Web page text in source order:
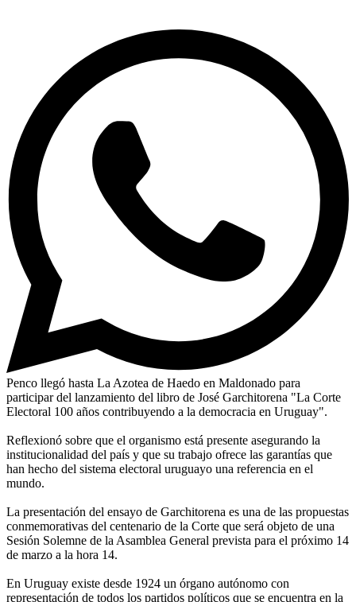
Penco llegó hasta La Azotea de Haedo en Maldonado para
participar del lanzamiento del libro de José Garchitorena "La Corte
Electoral 100 años contribuyendo a la democracia en Uruguay".
Reflexionó sobre que el organismo está presente asegurando la
institucionalidad del país y que su trabajo ofrece las garantías que
han hecho del sistema electoral uruguayo una referencia en el
mundo.
La presentación del ensayo de Garchitorena es una de las propuestas
conmemorativas del centenario de la Corte que será objeto de una
Sesión Solemne de la Asamblea General prevista para el próximo 14
de marzo a la hora 14.
En Uruguay existe desde 1924 un órgano autónomo con
representación de todos los partidos políticos que se encuentra en la